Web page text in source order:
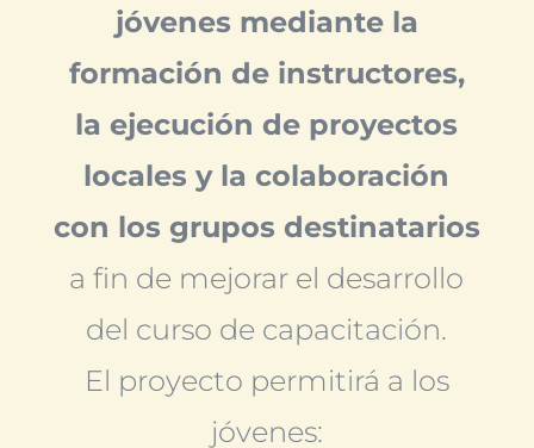
jóvenes mediante la
formación de instructores,
la ejecución de proyectos
locales y la colaboración
con los grupos destinatarios
a fin de mejorar el desarrollo
del curso de capacitación.
El proyecto permitirá a los
jóvenes: